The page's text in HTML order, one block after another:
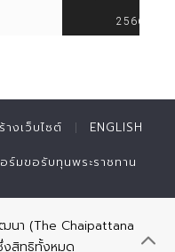
2566)
างเว็บไซต์ ENGLISH
ร์มขอรับทุนพระราชทาน
นา (The Chaipattana
งสิทธิทั้งหมด